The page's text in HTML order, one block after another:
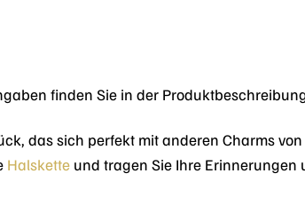
finden Sie in der
das sich perfekt mit anderen Charms
Halskette und tragen Sie Ihre Erinnerungen